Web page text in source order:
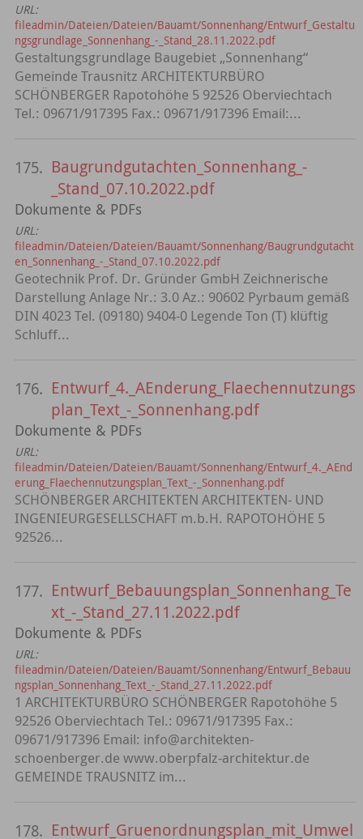
URL:
fileadmin/Dateien/Dateien/Bauamt/Sonnenhang/Entwurf_Gestaltu
ngsgrundlage_Sonnenhang_-_Stand_28.11.2022.pdf
Gestaltungsgrundlage Baugebiet „Sonnenhang“
Gemeinde Trausnitz ARCHITEKTURBÜRO
SCHÖNBERGER Rapotohöhe 5 92526 Oberviechtach
Tel.: 09671/917395 Fax.: 09671/917396 Email:...
175. Baugrundgutachten_Sonnenhang_-
_Stand_07.10.2022.pdf
Dokumente & PDFs
URL:
fileadmin/Dateien/Dateien/Bauamt/Sonnenhang/Baugrundgutacht
en_Sonnenhang_-_Stand_07.10.2022.pdf
Geotechnik Prof. Dr. Gründer GmbH Zeichnerische
Darstellung Anlage Nr.: 3.0 Az.: 90602 Pyrbaum gemäß
DIN 4023 Tel. (09180) 9404-0 Legende Ton (T) klüftig
Schluff...
176. Entwurf_4._AEnderung_Flaechennutzungs
plan_Text_-_Sonnenhang.pdf
Dokumente & PDFs
URL:
fileadmin/Dateien/Dateien/Bauamt/Sonnenhang/Entwurf_4._AEnd
erung_Flaechennutzungsplan_Text_-_Sonnenhang.pdf
SCHÖNBERGER ARCHITEKTEN ARCHITEKTEN- UND
INGENIEURGESELLSCHAFT m.b.H. RAPOTOHÖHE 5
92526...
177. Entwurf_Bebauungsplan_Sonnenhang_Te
xt_-_Stand_27.11.2022.pdf
Dokumente & PDFs
URL:
fileadmin/Dateien/Dateien/Bauamt/Sonnenhang/Entwurf_Bebauu
ngsplan_Sonnenhang_Text_-_Stand_27.11.2022.pdf
1 ARCHITEKTURBÜRO SCHÖNBERGER Rapotohöhe 5
92526 Oberviechtach Tel.: 09671/917395 Fax.:
09671/917396 Email: info@architekten-
schoenberger.de www.oberpfalz-architektur.de
GEMEINDE TRAUSNITZ im...
178. Entwurf_Gruenordnungsplan_mit_Umwel